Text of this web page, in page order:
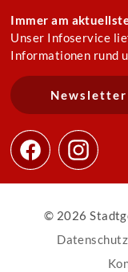
Immer am
Unser Infoservice
Informationen rund
© 2026
Datenschutz